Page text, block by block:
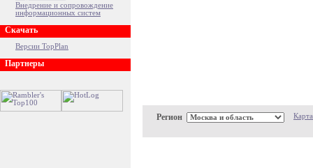
Внедрение и сопровождение
информационных систем
Скачать
Версии TopPlan
Партнеры
Регион Карта